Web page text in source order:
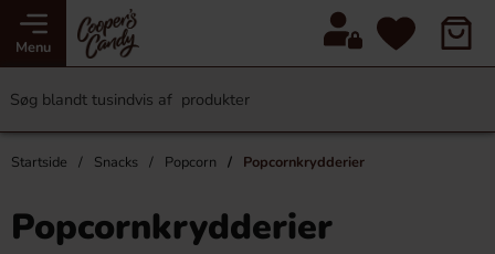
Menu
Startside Snacks Popcorn Popcornkrydderier
Popcornkrydderier